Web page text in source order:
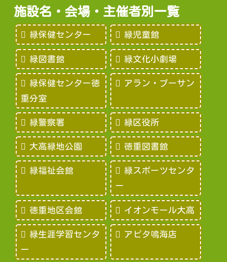
施設名・会場・主催者別一覧
緑保健センター 緑児童館
緑図書館 緑文化小劇場
緑保健センター徳
重分室
アラン・プーサン
緑警察署 緑区役所
大高緑地公園 徳重図書館
緑福祉会館
緑スポーツセンタ
ー
徳重地区会館 イオンモール大高
緑生涯学習センタ
ー
アピタ鳴海店